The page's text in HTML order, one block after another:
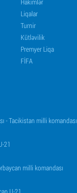
Liqalar
Turnir
Kütləvilik
Premyer Liqa
FİFA
- Tacikistan milli komandası
21
milli komandası